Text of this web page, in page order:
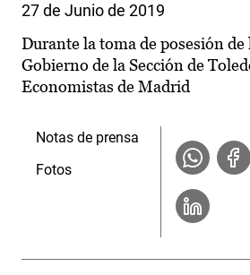
27 de Junio de 2019
Durante la toma de posesión de
Gobierno de la Sección de
Economistas de Madrid
Notas de prensa
Fotos